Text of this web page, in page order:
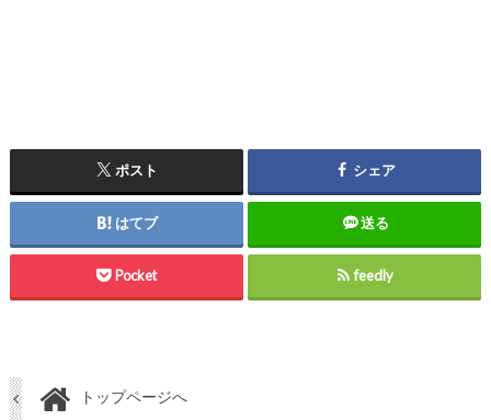
ポスト シェア
はてブ 送る
Pocket feedly
トップページへ